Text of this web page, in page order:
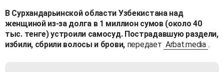
В Сурхандарьинской области Узбекистана над
женщиной из-за долга в 1 миллион сумов (около 40
тыс. тенге) устроили самосуд. Пострадавшую раздели,
избили, сбрили волосы и брови, передает Arbat.media .